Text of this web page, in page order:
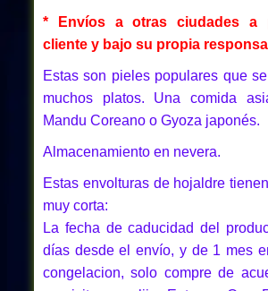
* Envíos a otras ciudades a
cliente y bajo su propia
Estas son pieles populares que
muchos platos. Una comida
Mandu Coreano o Gyoza japonés.
Almacenamiento en nevera.
Estas envolturas de hojaldre
muy corta:
La fecha de caducidad del
días desde el envío, y de 1 mes
congelacion, solo compre de